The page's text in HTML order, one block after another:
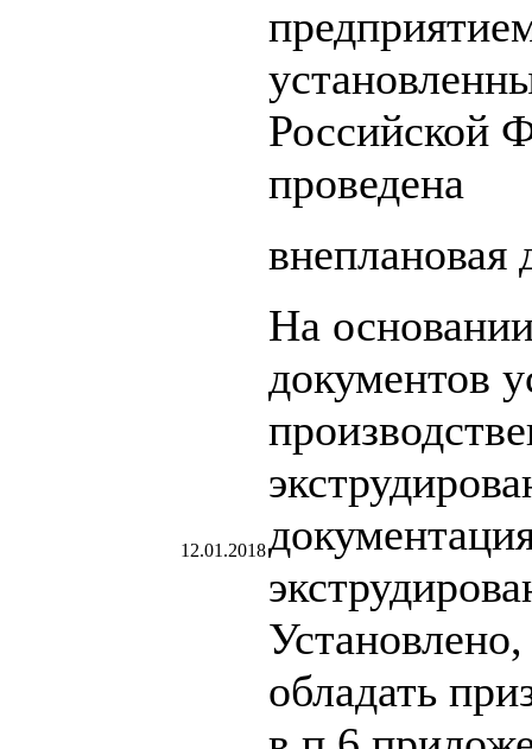
12.01.2018
Российской
проведена
внеплановая
На
документов
обладать